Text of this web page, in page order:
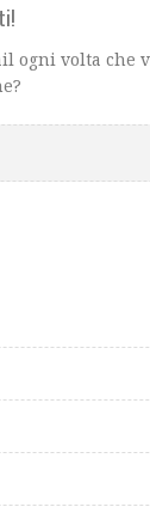
ogni volta che